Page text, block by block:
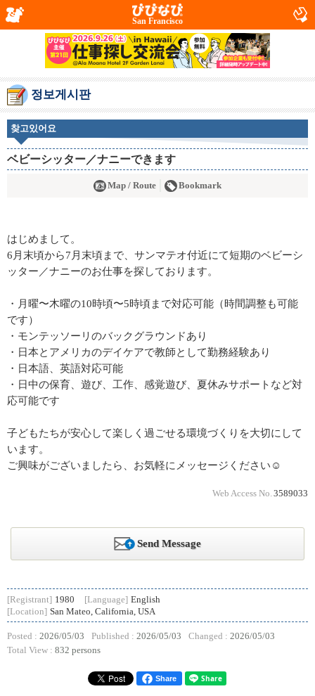
San Francisco
정보게시판
찾고있어요
ベビーシッター／ナニーできます
Map / Route Bookmark
はじめまして。
6月末頃から7月末頃まで、サンマテオ付近にて短期のベビーシ
ッター／ナニーのお仕事を探しております。
・月曜〜木曜の10時頃〜5時頃まで対応可能（時間調整も可能
です）
・モンテッソーリのバックグラウンドあり
・日本とアメリカのデイケアで教師として勤務経験あり
・日本語、英語対応可能
・日中の保育、遊び、工作、感覚遊び、夏休みサポートなど対
応可能です
子どもたちが安心して楽しく過ごせる環境づくりを大切にして
います。
ご興味がございましたら、お気軽にメッセージください☺️
Web Access No. 3589033
Send Message
[Registrant] 1980 [Language] English
[Location] San Mateo, California, USA
Posted : 2026/05/03 Published : 2026/05/03 Changed : 2026/05/03
Total View : 832 persons
Share